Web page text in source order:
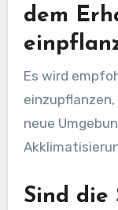
dem
Es wird
neue
Sind die